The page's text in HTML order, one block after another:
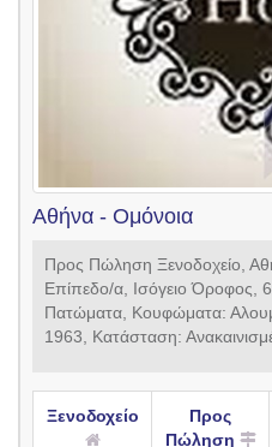
Αθήνα - Ομόνοια
Προς Πώληση Ξενοδοχείο,
Επίπεδο/α, Ισόγειο Όροφος,
Πατώματα, Kουφώματα:
1963, Κατάσταση:
Ξενοδοχείο
Προς
Πώληση